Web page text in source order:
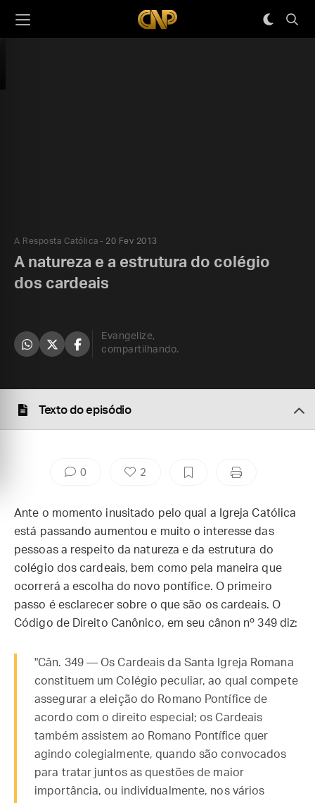
A Resposta Católica 20 Fev 2013
A natureza e a estrutura do colégio
dos cardeais
Evangelize,
compartilhando.
Texto do episódio
0 2
Ante o momento inusitado pelo qual a Igreja Católica
está passando aumentou e muito o interesse das
pessoas a respeito da natureza e da estrutura do
colégio dos cardeais, bem como pela maneira que
ocorrerá a escolha do novo pontífice. O primeiro
passo é esclarecer sobre o que são os cardeais. O
Código de Direito Canônico, em seu cânon nº 349 diz:
"Cân. 349 — Os Cardeais da Santa Igreja Romana
constituem um Colégio peculiar, ao qual compete
assegurar a eleição do Romano Pontífice de
acordo com o direito especial; os Cardeais
também assistem ao Romano Pontífice quer
agindo colegialmente, quando são convocados
para tratar juntos as questões de maior
importância, ou individualmente, nos vários